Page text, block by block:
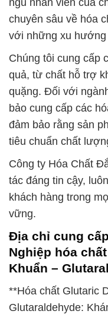
ngũ nhân viên của
chuyên sâu về hóa
với những xu
Chúng tôi cung cấp
quả, từ chất hỗ trợ
quặng. Đối với
bảo cung cấp các
đảm bảo rằng sản
tiêu chuẩn chất
Công ty Hóa Chất
tác đáng tin cậy,
khách hàng trong
vững.
Địa chỉ cung
Nghiệp hóa
Khuẩn –
**Hóa chất Glutaric
Glutaraldehyde: